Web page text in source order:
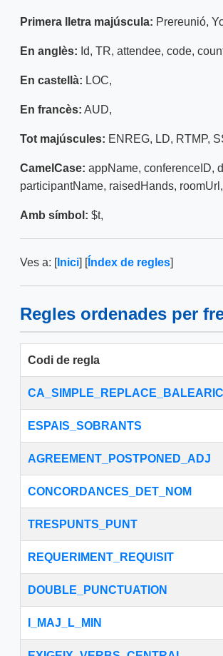
Primera lletra majúscula: Prereunió,
En anglès: Id, TR, attendee, code,
En castellà: LOC,
En francès: AUD,
Tot majúscules: ENREG, LD, RTMP,
CamelCase: appName, conferenceID,
participantName, raisedHands, roomUrl ,
Amb símbol: $t,
Ves a: [Inici] [Índex de regles]
Regles ordenades per
Codi de regla
ESPAIS_SOBRANTS
AGREEMENT_POSTPONED_ADJ
CONCORDANCES_DET_NOM
TRESPUNTS_PUNT
REQUERIMENT_REQUISIT
DOUBLE_PUNCTUATION
I_MAJ_L_MIN